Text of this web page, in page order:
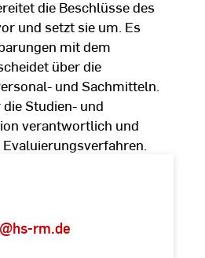
die Beschlüsse des
und setzt sie um. Es
mit dem
über die
und Sachmitteln.
Studien- und
verantwortlich und
@hs-rm.de